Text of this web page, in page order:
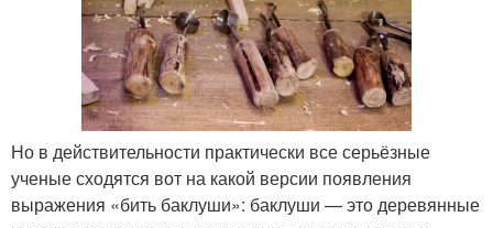
Но в действительности практически все серьёзные
ученые сходятся вот на какой версии появления
выражения «бить баклуши»: баклуши — это деревянные